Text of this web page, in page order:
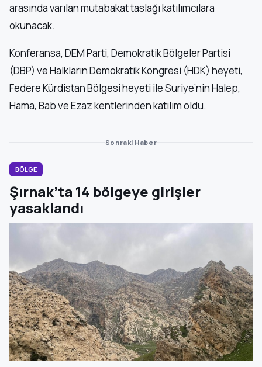
arasında varılan mutabakat taslağı katılımcılara
okunacak.
Konferansa, DEM Parti, Demokratik Bölgeler Partisi
(DBP) ve Halkların Demokratik Kongresi (HDK) heyeti,
Federe Kürdistan Bölgesi heyeti ile Suriye’nin Halep,
Hama, Bab ve Ezaz kentlerinden katılım oldu.
Sonraki Haber
BÖLGE
Şırnak’ta 14 bölgeye girişler
yasaklandı